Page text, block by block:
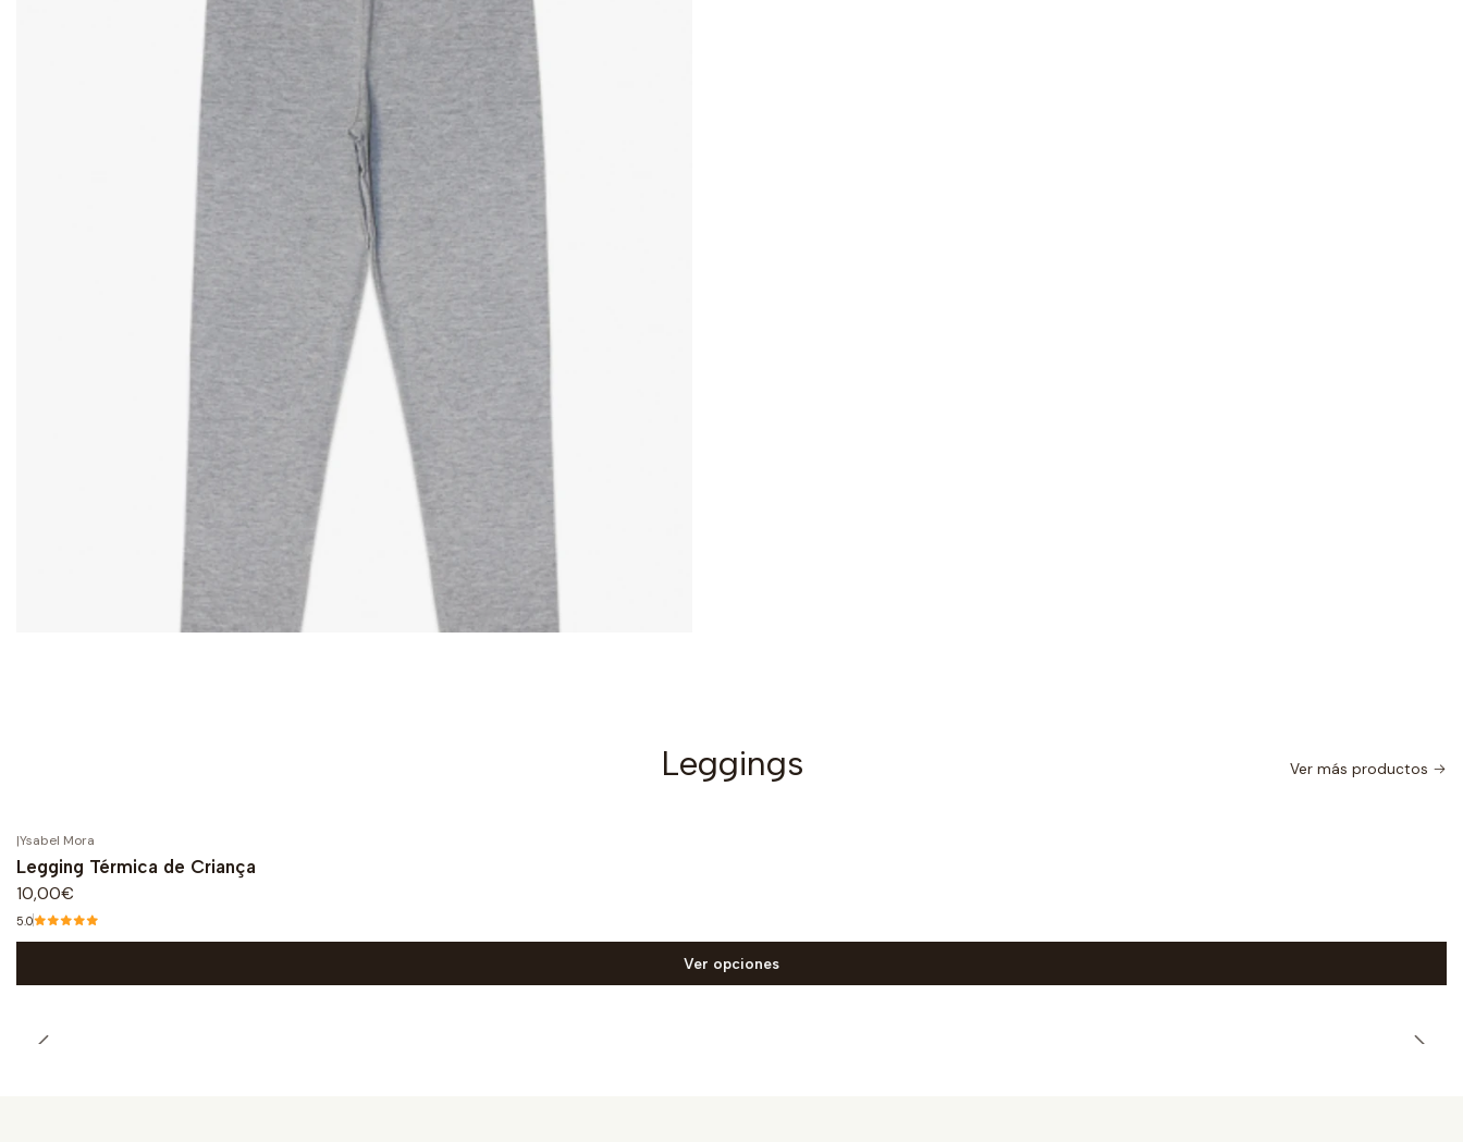
Leggings Ver más productos
|Ysabel Mora
Legging Térmica de Criança
10,00€
5.0
Ver opciones